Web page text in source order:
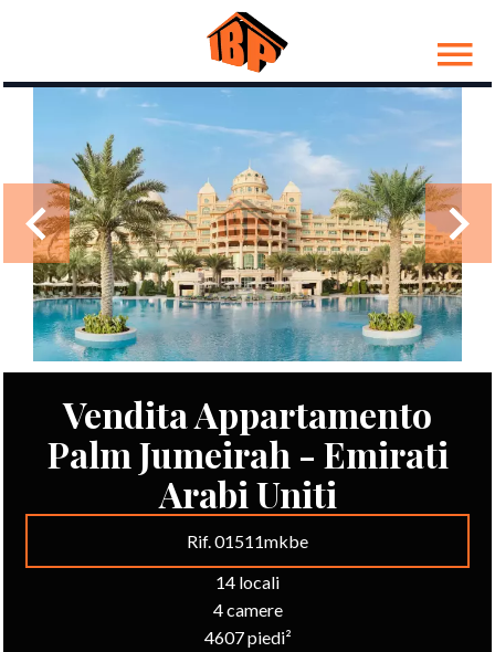
Vendita Appartamento
Palm Jumeirah - Emirati
Arabi Uniti
Rif. 01511mkbe
14 locali
4 camere
4607 piedi²